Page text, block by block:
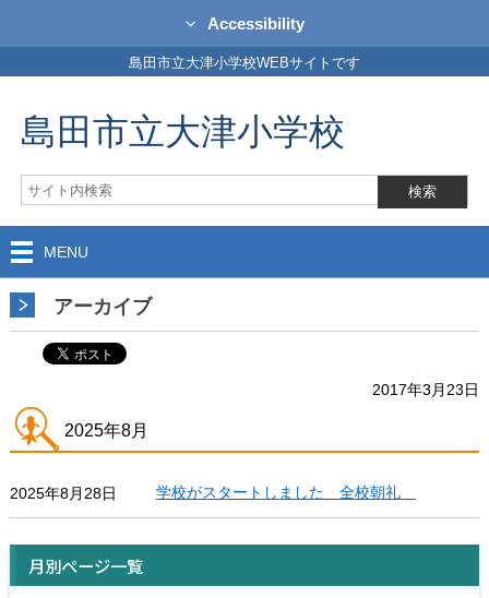
Accessibility
島田市立大津小学校WEBサイトです
島田市立大津小学校
MENU
アーカイブ
2017年3月23日
2025年8月
2025年8月28日 学校がスタートしました 全校朝礼
月別ページ一覧